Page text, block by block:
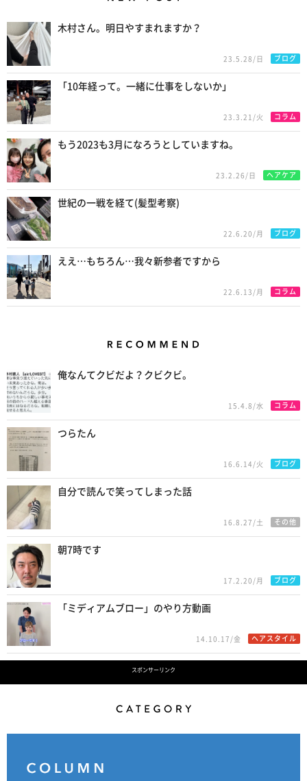
木村さん。明日やすまれますか？
23.5.28/日 ブログ
「10年経って。一緒に仕事をしないか」
23.3.21/火 コラム
もう2023も3月になろうとしていますね。
23.2.26/日 ヘアケア
世紀の一戦を経て(髪型考察)
22.6.20/月 ブログ
ええ…もちろん…我々新参者ですから
22.6.13/月 コラム
俺なんてクビだよ？クビクビ。
15.4.8/水 コラム
つらたん
16.6.14/火 ブログ
自分で読んで笑ってしまった話
16.8.27/土 その他
朝7時です
17.2.20/月 ブログ
「ミディアムブロー」のやり方動画
14.10.17/金 ヘアスタイル
スポンサーリンク